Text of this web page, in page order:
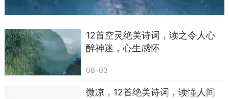
自己说：“白发三千丈，缘愁似个长”？
开心的时候，我会想到“春风得意马蹄疾，一日
看尽长安花”，觉得人生总会有一两次让自己“春风
得意”的日子；烦躁的时候，“白发三千丈，缘愁似
个长”就自动跳出来，提醒自己：人间烦恼，从来不
少，你不是第一个，也不会是最后一个。
12首空灵绝美诗词，读之令人心
醉神迷，心生感怀
08-03
微凉，12首绝美诗词，读懂人间